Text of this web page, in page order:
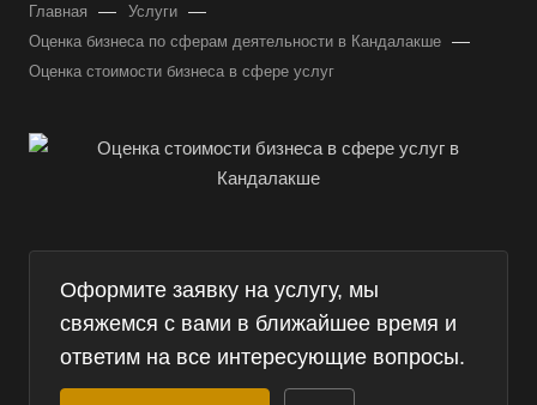
Главная — Услуги —
Оценка бизнеса по сферам деятельности в Кандалакше —
Оценка стоимости бизнеса в сфере услуг
Оформите заявку на услугу, мы
свяжемся с вами в ближайшее время и
ответим на все интересующие вопросы.